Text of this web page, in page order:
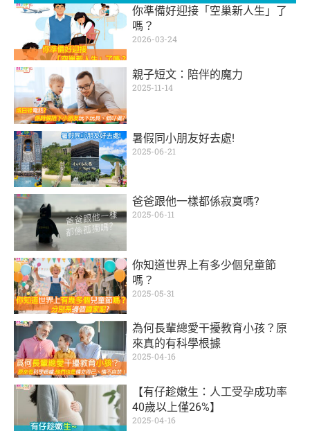
你準備好迎接「空巢新人生」了
嗎？
2026-03-24
親子短文：陪伴的魔力
2025-11-14
暑假同小朋友好去處!
2025-06-21
爸爸跟他一樣都係寂寞嗎?
2025-06-11
你知道世界上有多少個兒童節
嗎？
2025-05-31
為何長輩總愛干擾教育小孩？原
來真的有科學根據
2025-04-16
【有仔趁嫩生：人工受孕成功率
40歲以上僅26%】
2025-04-16